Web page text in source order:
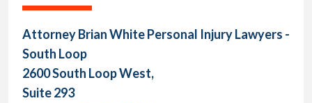
Attorney Brian White Personal Injury Lawyers -
South Loop
2600 South Loop West,
Suite 293